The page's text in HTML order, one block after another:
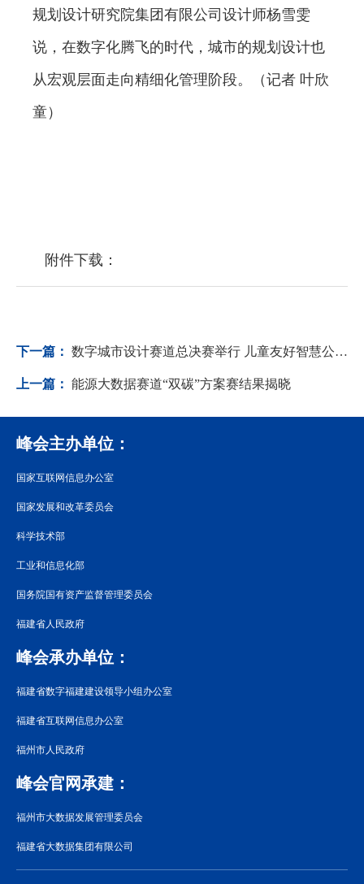
规划设计研究院集团有限公司设计师杨雪雯
说，在数字化腾飞的时代，城市的规划设计也
从宏观层面走向精细化管理阶段。（记者 叶欣
童）
附件下载：
下一篇： 数字城市设计赛道总决赛举行 儿童友好智慧公园设计方案获金奖
上一篇： 能源大数据赛道“双碳”方案赛结果揭晓
峰会主办单位：
国家互联网信息办公室
国家发展和改革委员会
科学技术部
工业和信息化部
国务院国有资产监督管理委员会
福建省人民政府
峰会承办单位：
福建省数字福建建设领导小组办公室
福建省互联网信息办公室
福州市人民政府
峰会官网承建：
福州市大数据发展管理委员会
福建省大数据集团有限公司